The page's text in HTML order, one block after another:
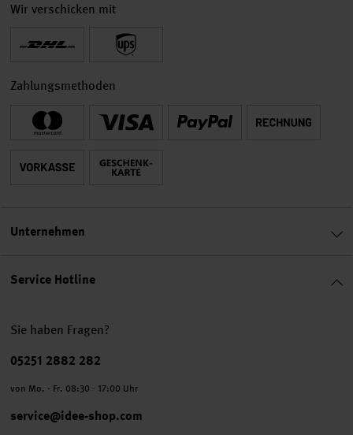
Service Hotline
Sie haben Fragen?
Telefonnummer
05251 2882 282
von Mo. - Fr. 08:30 - 17:00 Uhr
service@idee-shop.com
Wir verschicken mit
Zahlungsmethoden
Unternehmen